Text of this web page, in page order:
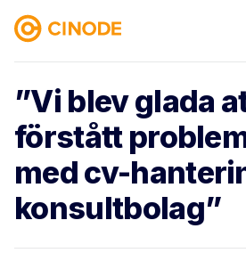
”Vi blev glada
förstått
med cv-
konsultbolag”